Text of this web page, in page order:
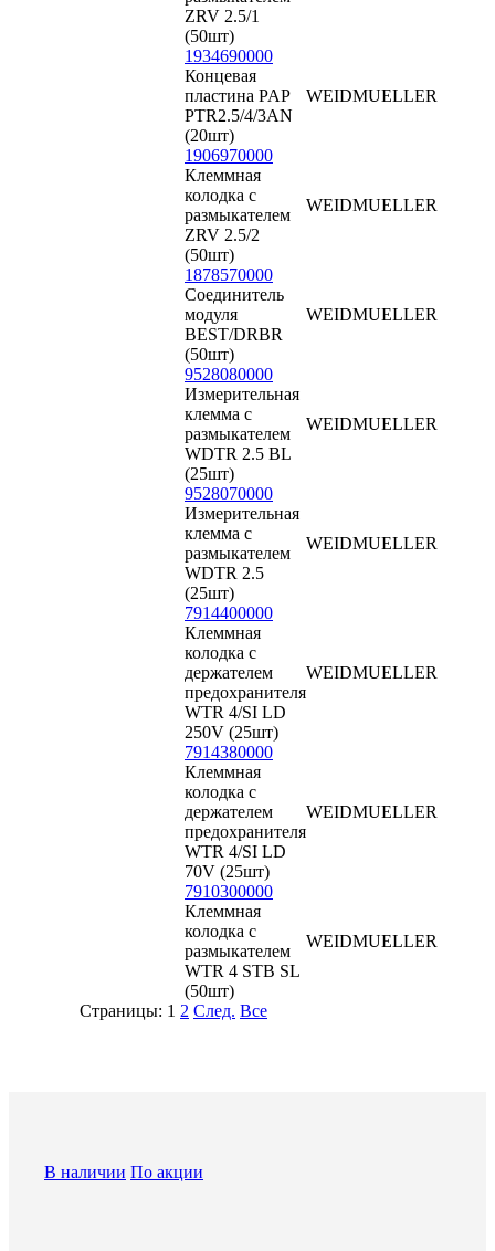
ZRV 2.5/1
(50шт)
1934690000
Концевая
пластина PAP
PTR2.5/4/3AN
(20шт)
WEIDMUELLER
1906970000
Клеммная
колодка с
размыкателем
ZRV 2.5/2
(50шт)
WEIDMUELLER
1878570000
Соединитель
модуля
BEST/DRBR
(50шт)
WEIDMUELLER
9528080000
Измерительная
клемма с
размыкателем
WDTR 2.5 BL
(25шт)
WEIDMUELLER
9528070000
Измерительная
клемма с
размыкателем
WDTR 2.5
(25шт)
WEIDMUELLER
7914400000
Клеммная
колодка с
держателем
предохранителя
WTR 4/SI LD
250V (25шт)
WEIDMUELLER
7914380000
Клеммная
колодка с
держателем
предохранителя
WTR 4/SI LD
70V (25шт)
WEIDMUELLER
7910300000
Клеммная
колодка с
размыкателем
WTR 4 STB SL
(50шт)
WEIDMUELLER
Страницы: 1 2 След. Все
В наличии По акции